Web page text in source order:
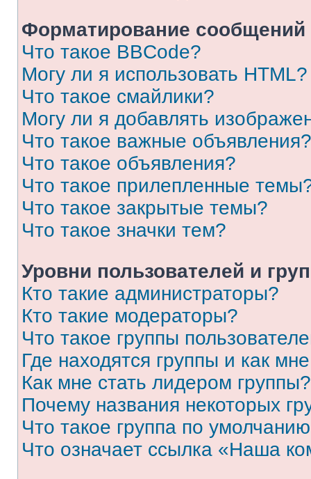
Форматирование
Что такое BBCode?
Могу ли я использовать HTML?
Что такое смайлики?
Могу ли я добавлять
Что такое важные объявления?
Что такое объявления?
Что такое прилепленные
Что такое закрытые темы?
Что такое значки тем?
Уровни пользователей и
Кто такие администраторы?
Кто такие модераторы?
Что такое группы
Где находятся группы и как
Как мне стать лидером группы?
Почему названия некоторых
Что такое группа по
Что означает ссылка «Наша